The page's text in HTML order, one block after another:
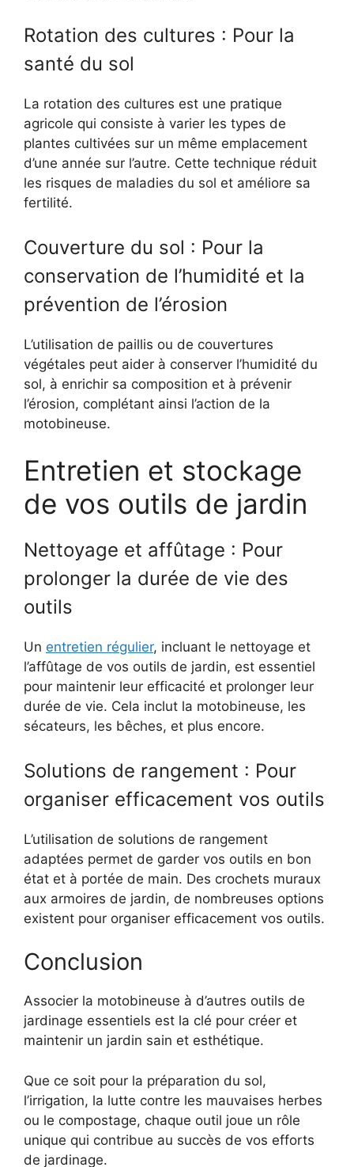
Rotation des cultures : Pour la
santé du sol
La rotation des cultures est une pratique
agricole qui consiste à varier les types de
plantes cultivées sur un même emplacement
d’une année sur l’autre. Cette technique réduit
les risques de maladies du sol et améliore sa
fertilité.
Couverture du sol : Pour la
conservation de l’humidité et la
prévention de l’érosion
L’utilisation de paillis ou de couvertures
végétales peut aider à conserver l’humidité du
sol, à enrichir sa composition et à prévenir
l’érosion, complétant ainsi l’action de la
motobineuse.
Entretien et stockage
de vos outils de jardin
Nettoyage et affûtage : Pour
prolonger la durée de vie des
outils
Un entretien régulier, incluant le nettoyage et
l’affûtage de vos outils de jardin, est essentiel
pour maintenir leur efficacité et prolonger leur
durée de vie. Cela inclut la motobineuse, les
sécateurs, les bêches, et plus encore.
Solutions de rangement : Pour
organiser efficacement vos outils
L’utilisation de solutions de rangement
adaptées permet de garder vos outils en bon
état et à portée de main. Des crochets muraux
aux armoires de jardin, de nombreuses options
existent pour organiser efficacement vos outils.
Conclusion
Associer la motobineuse à d’autres outils de
jardinage essentiels est la clé pour créer et
maintenir un jardin sain et esthétique.
Que ce soit pour la préparation du sol,
l’irrigation, la lutte contre les mauvaises herbes
ou le compostage, chaque outil joue un rôle
unique qui contribue au succès de vos efforts
de jardinage.